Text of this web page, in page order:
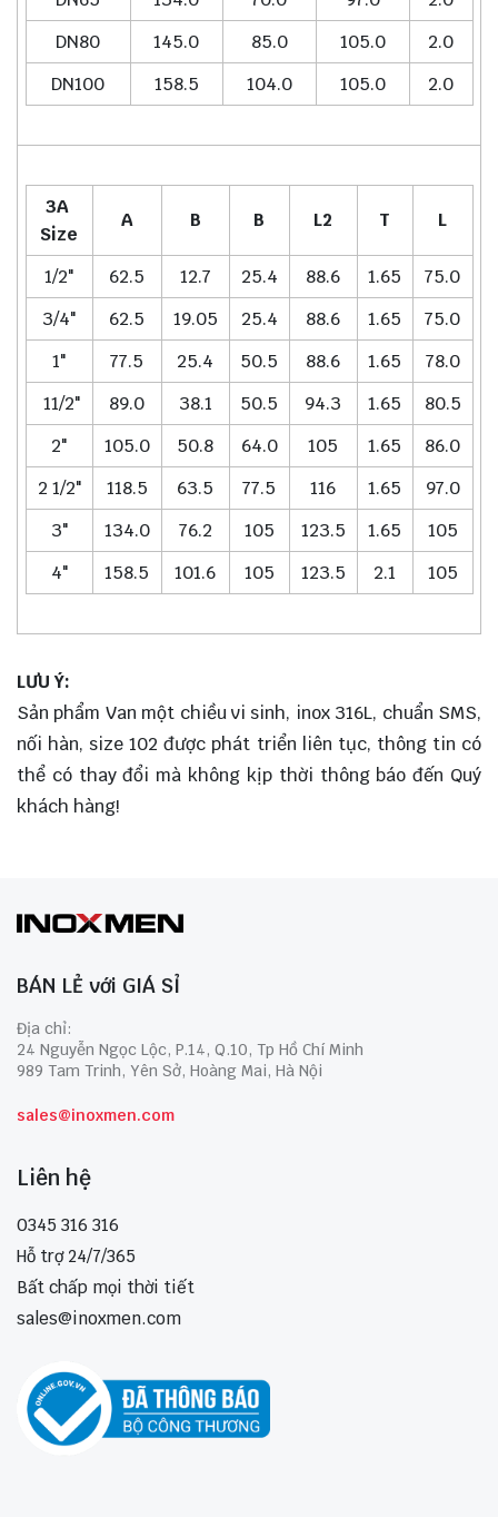
DN80
145.0 85.0 105.0
2.0
DN100
158.5 104.0 105.0 2.0
3A
Size
A B B L2 T L
1/2" 62.5 12.7 25.4 88.6 1.65
75.0
3/4"
62.5 19.05 25.4 88.6 1.65
75.0
1"
77.5 25.4 50.5 88.6 1.65
78.0
11/2"
89.0 38.1 50.5 94.3 1.65
80.5
2"
105.0 50.8 64.0 105 1.65
86.0
2 1/2"
118.5 63.5 77.5 116 1.65
97.0
3"
134.0 76.2 105 123.5 1.65
105
4"
158.5 101.6 105 123.5 2.1 105
LƯU Ý:
Sản phẩm Van một chiều vi sinh, inox 316L, chuẩn SMS,
nối hàn, size 102 được phát triển liên tục, thông tin có
thể có thay đổi mà không kịp thời thông báo đến Quý
khách hàng!
BÁN LẺ với GIÁ SỈ
Địa chỉ:
24 Nguyễn Ngọc Lộc, P.14, Q.10, Tp Hồ Chí Minh
989 Tam Trinh, Yên Sở, Hoàng Mai, Hà Nội
sales@inoxmen.com
Liên hệ
0345 316 316
Hỗ trợ 24/7/365
Bất chấp mọi thời tiết
sales@inoxmen.com